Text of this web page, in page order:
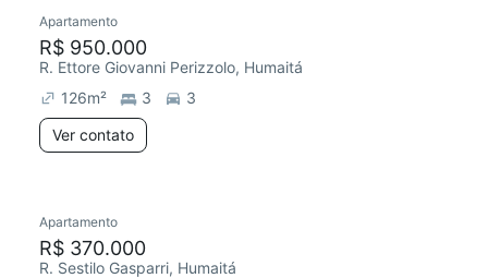
Apartamento
R$ 950.000
R. Ettore Giovanni Perizzolo, Humaitá
126m² 3
3
Ver contato
Apartamento
R$ 370.000
R. Sestilo Gasparri, Humaitá